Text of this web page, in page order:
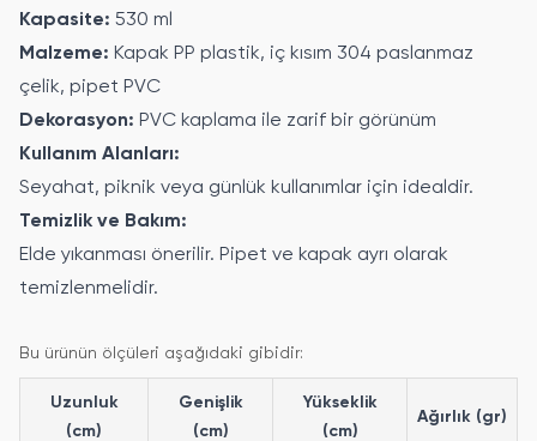
Kapasite: 530 ml
Malzeme: Kapak PP plastik, iç kısım 304 paslanmaz
çelik, pipet PVC
Dekorasyon: PVC kaplama ile zarif bir görünüm
Kullanım Alanları:
Seyahat, piknik veya günlük kullanımlar için idealdir.
Temizlik ve Bakım:
Elde yıkanması önerilir. Pipet ve kapak ayrı olarak
temizlenmelidir.
Bu ürünün ölçüleri aşağıdaki gibidir:
Uzunluk
(cm)
Genişlik
(cm)
Yükseklik
(cm)
Ağırlık (gr)